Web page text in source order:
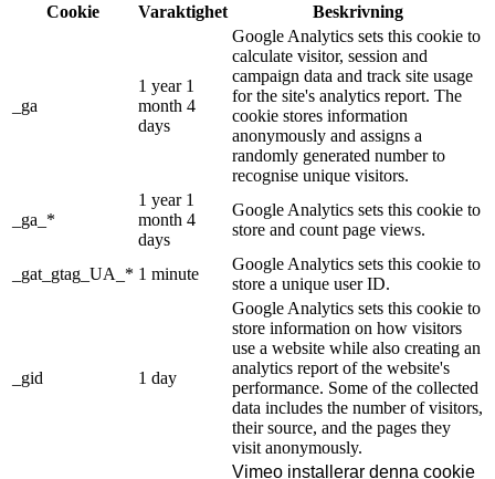
Cookie
Varaktighet Beskrivning
_ga
1 year 1
month 4
days
Google Analytics sets this cookie to
calculate visitor, session and
campaign data and track site usage
for the site's analytics report. The
cookie stores information
anonymously and assigns a
randomly generated number to
recognise unique visitors.
_ga_*
1 year 1
month 4
days
Google Analytics sets this cookie to
store and count page views.
_gat_gtag_UA_* 1 minute
Google Analytics sets this cookie to
store a unique user ID.
_gid 1 day
Google Analytics sets this cookie to
store information on how visitors
use a website while also creating an
analytics report of the website's
performance. Some of the collected
data includes the number of visitors,
their source, and the pages they
visit anonymously.
Vimeo installerar denna cookie